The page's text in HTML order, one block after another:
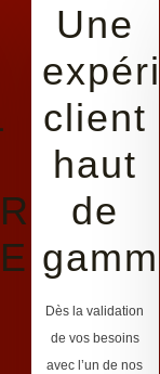
Une
client
haut
de
Dès la validation
de vos besoins
avec l’un de nos